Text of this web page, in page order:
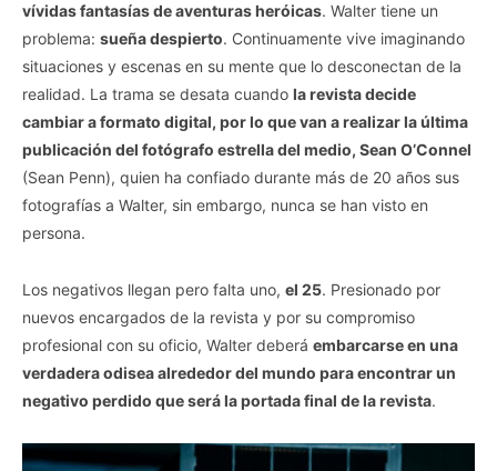
vívidas fantasías de aventuras heróicas. Walter tiene un
problema: sueña despierto. Continuamente vive imaginando
situaciones y escenas en su mente que lo desconectan de la
realidad. La trama se desata cuando la revista decide
cambiar a formato digital, por lo que van a realizar la última
publicación del fotógrafo estrella del medio, Sean O’Connel
(Sean Penn), quien ha confiado durante más de 20 años sus
fotografías a Walter, sin embargo, nunca se han visto en
persona.
Los negativos llegan pero falta uno, el 25. Presionado por
nuevos encargados de la revista y por su compromiso
profesional con su oficio, Walter deberá embarcarse en una
verdadera odisea alrededor del mundo para encontrar un
negativo perdido que será la portada final de la revista.